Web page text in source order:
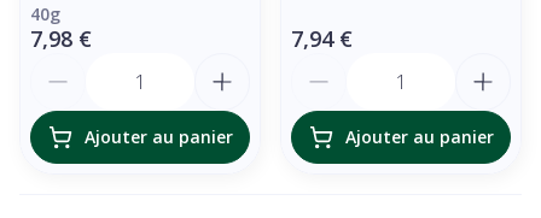
40g
7,98 €
Ajouter au panier
7,94 €
Ajouter au panier